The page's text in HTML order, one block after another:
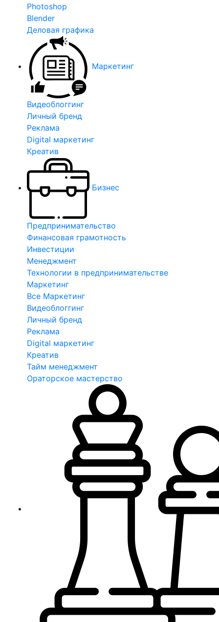
Photoshop
Blender
Деловая графика
Маркетинг
Видеоблоггинг
Личный бренд
Реклама
Digital маркетинг
Креатив
Бизнес
Предпринимательство
Финансовая грамотность
Инвестиции
Менеджмент
Технологии в предпринимательстве
Маркетинг
Все Маркетинг
Видеоблоггинг
Личный бренд
Реклама
Digital маркетинг
Креатив
Тайм менеджмент
Ораторское мастерство